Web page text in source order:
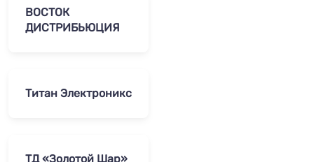
ВОСТОК
ДИСТРИБЬЮЦИЯ
Титан Электроникс
ТД «Золотой Шар»